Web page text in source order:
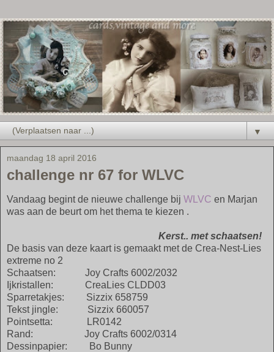
▼
maandag 18 april 2016
challenge nr 67 for WLVC
Vandaag begint de nieuwe challenge bij WLVC en Marjan
was aan de beurt om het thema te kiezen .
Kerst.. met schaatsen!
De basis van deze kaart is gemaakt met de Crea-Nest-Lies
extreme no 2
Schaatsen: Joy Crafts 6002/2032
Ijkristallen: CreaLies CLDD03
Sparretakjes: Sizzix 658759
Tekst jingle: Sizzix 660057
Pointsetta: LR0142
Rand: Joy Crafts 6002/0314
Dessinpapier: Bo Bunny